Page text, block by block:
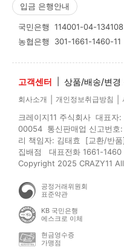
입금 은행안내
국민은행 114001-04-134108
농협은행 301-1661-1460-11
고객센터 상품/배송/변경
회사소개 개인정보취급방침
크레이지11 주식회사 대표
00054 통신판매업 신고번
리 책임자: 김태효 [교환/반
집배점 대표전화 1661-1460
Copyright 2025 CRAZY11
공정거래위원회
표준약관
KB 국민은행
에스크로 이체
현금영수증
가맹점